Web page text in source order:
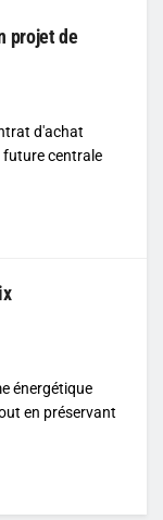
projet de
d'achat
centrale
énergétique
en préservant